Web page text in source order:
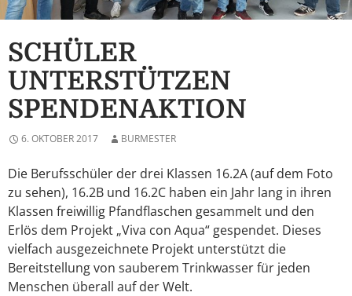
SCHÜLER
UNTERSTÜTZEN
SPENDENAKTION
6. OKTOBER 2017 BURMESTER
Die Berufsschüler der drei Klassen 16.2A (auf dem Foto
zu sehen), 16.2B und 16.2C haben ein Jahr lang in ihren
Klassen freiwillig Pfandflaschen gesammelt und den
Erlös dem Projekt „Viva con Aqua“ gespendet. Dieses
vielfach ausgezeichnete Projekt unterstützt die
Bereitstellung von sauberem Trinkwasser für jeden
Menschen überall auf der Welt.